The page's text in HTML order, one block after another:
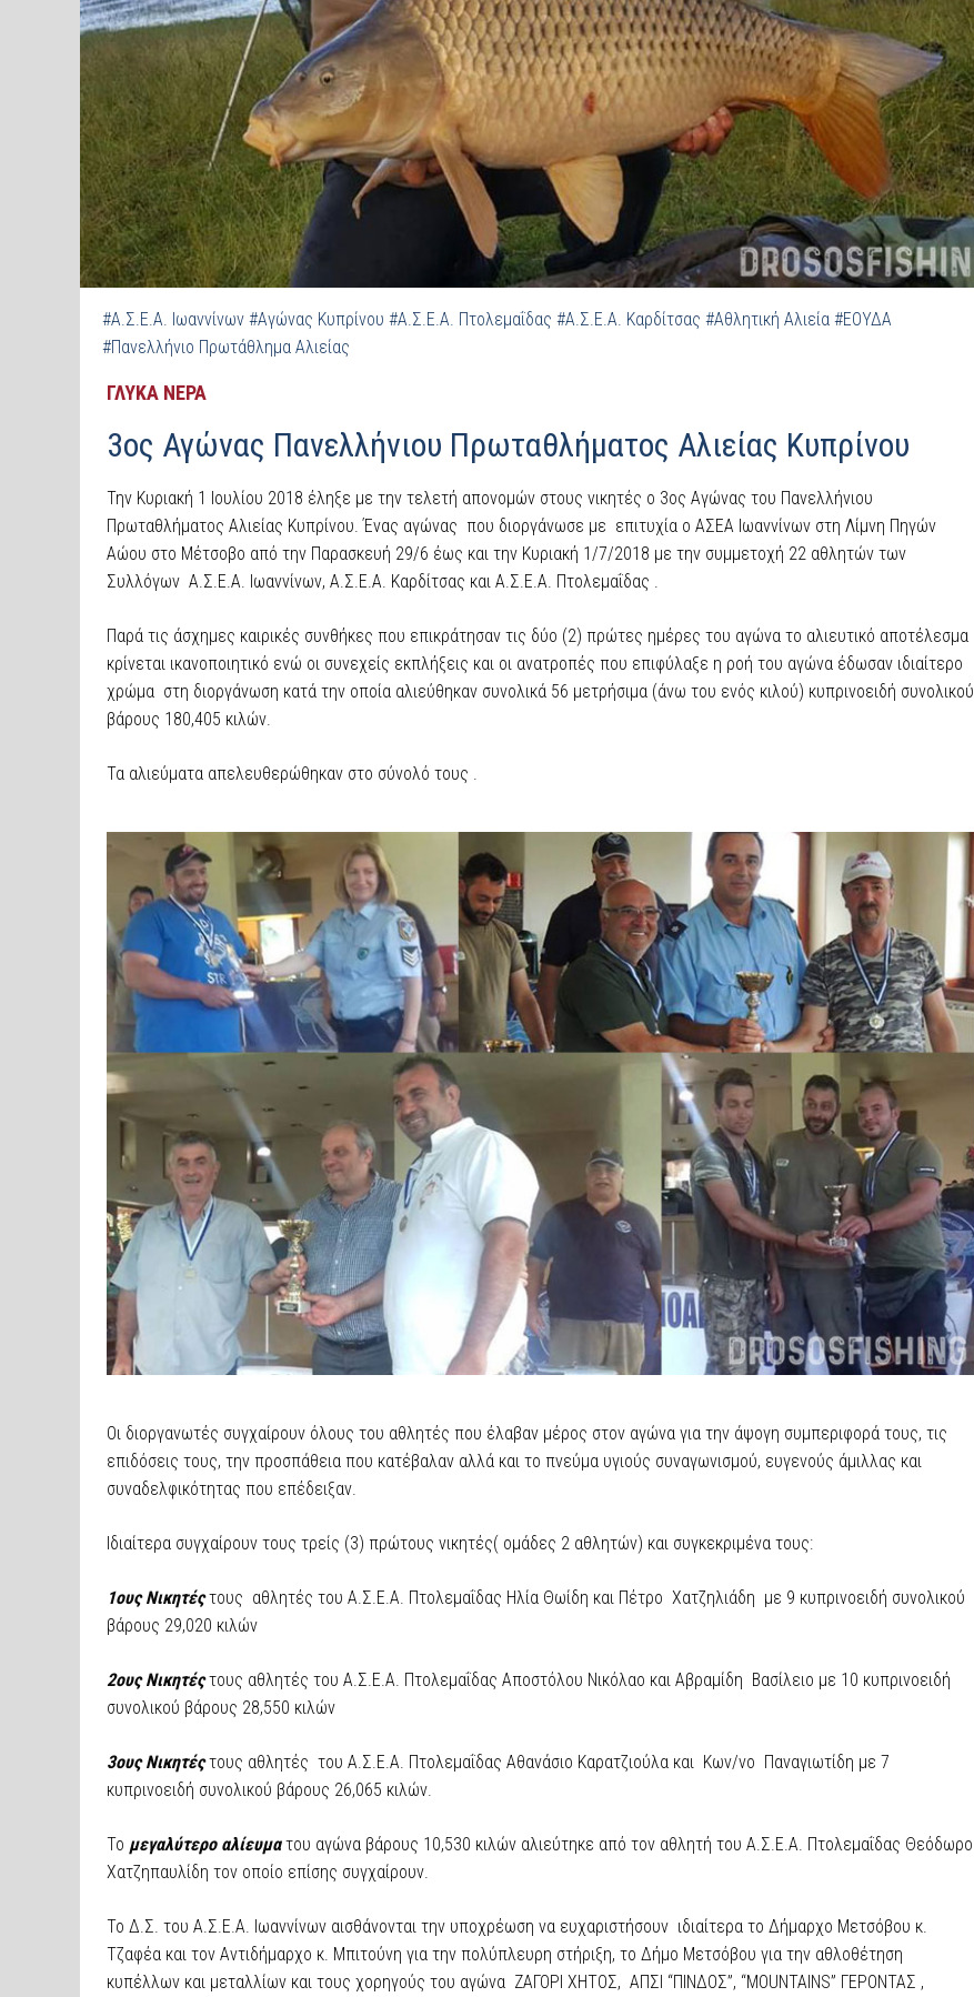
#Α.Σ.Ε.Α. Ιωαννίνων #Αγώνας Κυπρίνου #Α.Σ.Ε.Α. Πτολεμαΐδας #Α.Σ.Ε.Α. Καρδίτσας #Αθλητική Αλιεία #ΕΟΥΔΑ
#Πανελλήνιο Πρωτάθλημα Αλιείας
ΓΛΥΚΑ ΝΕΡΑ
3ος Αγώνας Πανελλήνιου Πρωταθλήματος Αλιείας Κυπρίνου
Την Κυριακή 1 Ιουλίου 2018 έληξε με την τελετή απονομών στους νικητές ο 3ος Αγώνας του Πανελλήνιου
Πρωταθλήματος Αλιείας Κυπρίνου. Ένας αγώνας που διοργάνωσε με επιτυχία ο ΑΣΕΑ Ιωαννίνων στη Λίμνη Πηγών
Αώου στο Μέτσοβο από την Παρασκευή 29/6 έως και την Κυριακή 1/7/2018 με την συμμετοχή 22 αθλητών των
Συλλόγων Α.Σ.Ε.Α. Ιωαννίνων, Α.Σ.Ε.Α. Καρδίτσας και Α.Σ.Ε.Α. Πτολεμαΐδας .
Παρά τις άσχημες καιρικές συνθήκες που επικράτησαν τις δύο (2) πρώτες ημέρες του αγώνα το αλιευτικό αποτέλεσμα
κρίνεται ικανοποιητικό ενώ οι συνεχείς εκπλήξεις και οι ανατροπές που επιφύλαξε η ροή του αγώνα έδωσαν ιδιαίτερο
χρώμα στη διοργάνωση κατά την οποία αλιεύθηκαν συνολικά 56 μετρήσιμα (άνω του ενός κιλού) κυπρινοειδή συνολικού
βάρους 180,405 κιλών.
Τα αλιεύματα απελευθερώθηκαν στο σύνολό τους .
Οι διοργανωτές συγχαίρουν όλους του αθλητές που έλαβαν μέρος στον αγώνα για την άψογη συμπεριφορά τους, τις
επιδόσεις τους, την προσπάθεια που κατέβαλαν αλλά και το πνεύμα υγιούς συναγωνισμού, ευγενούς άμιλλας και
συναδελφικότητας που επέδειξαν.
Ιδιαίτερα συγχαίρουν τους τρείς (3) πρώτους νικητές( ομάδες 2 αθλητών) και συγκεκριμένα τους:
1ους Νικητέςτους αθλητές του Α.Σ.Ε.Α. Πτολεμαΐδας Ηλία Θωίδη και Πέτρο Χατζηλιάδη με 9 κυπρινοειδή συνολικού
βάρους 29,020 κιλών
2ους Νικητέςτους αθλητές του Α.Σ.Ε.Α. Πτολεμαΐδας Αποστόλου Νικόλαο και Αβραμίδη Βασίλειο με 10 κυπρινοειδή
συνολικού βάρους 28,550 κιλών
3ους Νικητέςτους αθλητές του Α.Σ.Ε.Α. Πτολεμαΐδας Αθανάσιο Καρατζιούλα και Κων/νο Παναγιωτίδη με 7
κυπρινοειδή συνολικού βάρους 26,065 κιλών.
Το μεγαλύτερο αλίευματου αγώνα βάρους 10,530 κιλών αλιεύτηκε από τον αθλητή του Α.Σ.Ε.Α. Πτολεμαΐδας Θεόδωρο
Χατζηπαυλίδη τον οποίο επίσης συγχαίρουν.
Το Δ.Σ. του Α.Σ.Ε.Α. Ιωαννίνων αισθάνονται την υποχρέωση να ευχαριστήσουν ιδιαίτερα το Δήμαρχο Μετσόβου κ.
Τζαφέα και τον Αντιδήμαρχο κ. Μπιτούνη για την πολύπλευρη στήριξη, το Δήμο Μετσόβου για την αθλοθέτηση
κυπέλλων και μεταλλίων και τους χορηγούς του αγώνα ΖΑΓΟΡΙ ΧΗΤΟΣ, ΑΠΣΙ “ΠΙΝΔΟΣ”, “MOUNTAINS” ΓΕΡΟΝΤΑΣ ,